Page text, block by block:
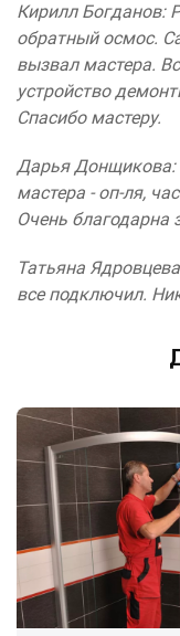
Кирилл Богданов:
обратный осмос.
вызвал мастера.
устройство
Спасибо мастеру.
Дарья Донщикова:
мастера - оп-ля,
Очень благодарна
Татьяна
все подключил.